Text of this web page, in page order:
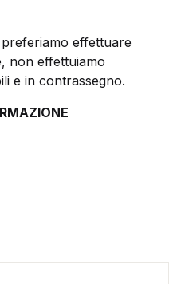
effettuare
non effettuiamo
e in contrassegno.